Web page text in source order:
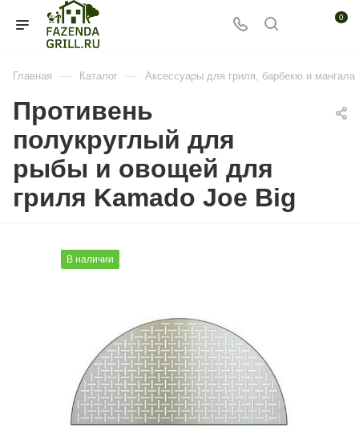
0
Главная — Каталог — Аксессуары для гриля, барбекю и мангала
Противень
полукруглый для
рыбы и овощей для
гриля Kamado Joe Big
В наличии